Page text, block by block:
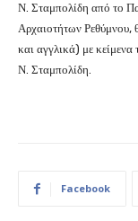
Ν. Σταμπολίδη από το
Αρχαιοτήτων Ρεθύμνου,
και αγγλικά) με
Ν. Σταμπολίδη.
Facebook